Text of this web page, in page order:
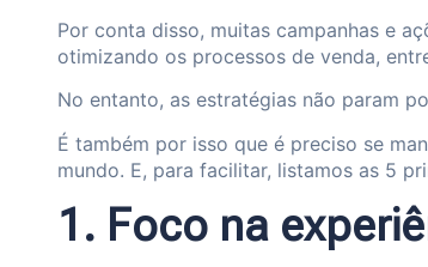
Por conta disso, muitas campanhas e
otimizando os processos de venda,
No entanto, as estratégias não param
É também por isso que é preciso se
mundo. E, para facilitar, listamos as 5
1. Foco na